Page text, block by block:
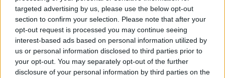
targeted advertising by us, please use the below opt-out
section to confirm your selection. Please note that after your
opt-out request is processed you may continue seeing
interest-based ads based on personal information utilized by
us or personal information disclosed to third parties prior to
your opt-out. You may separately opt-out of the further
disclosure of your personal information by third parties on the